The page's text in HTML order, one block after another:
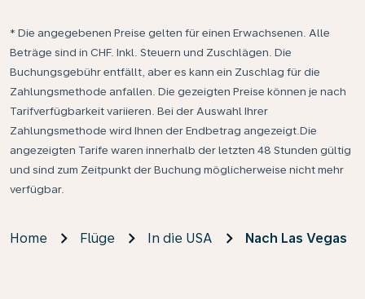
* Die angegebenen Preise gelten für einen Erwachsenen. Alle
Beträge sind in CHF. Inkl. Steuern und Zuschlägen. Die
Buchungsgebühr entfällt, aber es kann ein Zuschlag für die
Zahlungsmethode anfallen. Die gezeigten Preise können je nach
Tarifverfügbarkeit variieren. Bei der Auswahl Ihrer
Zahlungsmethode wird Ihnen der Endbetrag angezeigt.Die
angezeigten Tarife waren innerhalb der letzten 48 Stunden gültig
und sind zum Zeitpunkt der Buchung möglicherweise nicht mehr
verfügbar.
Home Flüge In die USA Nach Las Vegas